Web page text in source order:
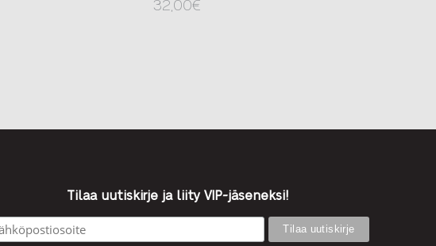
32,00€
Tilaa uutiskirje ja liity VIP-jäseneksi!